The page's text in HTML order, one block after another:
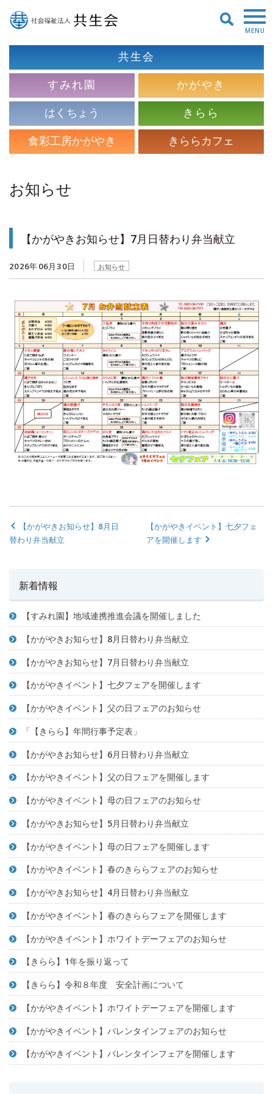
MENU
共生会
すみれ園
かがやき
はくちょう
きらら
食彩工房かがやき
きららカフェ
お知らせ
【かがやきお知らせ】7月日替わり弁当献立
2026年06月30日 お知らせ
【かがやきお知らせ】8月日
替わり弁当献立
【かがやきイベント】七夕フェ
アを開催します
新着情報
【すみれ園】地域連携推進会議を開催しました
【かがやきお知らせ】8月日替わり弁当献立
【かがやきお知らせ】7月日替わり弁当献立
【かがやきイベント】七夕フェアを開催します
【かがやきイベント】父の日フェアのお知らせ
「【きらら】年間行事予定表」
【かがやきお知らせ】6月日替わり弁当献立
【かがやきイベント】父の日フェアを開催します
【かがやきイベント】母の日フェアのお知らせ
【かがやきお知らせ】5月日替わり弁当献立
【かがやきイベント】母の日フェアを開催します
【かがやきイベント】春のきららフェアのお知らせ
【かがやきお知らせ】4月日替わり弁当献立
【かがやきイベント】春のきららフェアを開催します
【かがやきイベント】ホワイトデーフェアのお知らせ
【きらら】1年を振り返って
【きらら】令和８年度 安全計画について
【かがやきイベント】ホワイトデーフェアを開催します
【かがやきイベント】バレンタインフェアのお知らせ
【かがやきイベント】バレンタインフェアを開催します